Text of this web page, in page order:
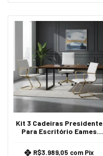
Kit 3 Cadeiras Presidente
Para Escritório Eames
Dourado Matte
R$3.989,05 com Pix